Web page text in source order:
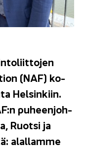
(NAF) ko­
Hel­sin­kiin.
pu­heen­joh­
Ruot­si ja
alal­lam­me